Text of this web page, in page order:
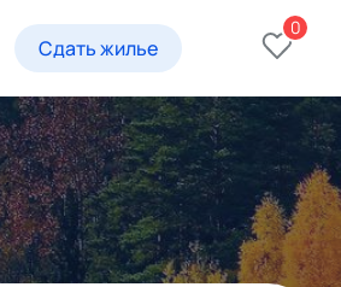
Сдать жилье
0